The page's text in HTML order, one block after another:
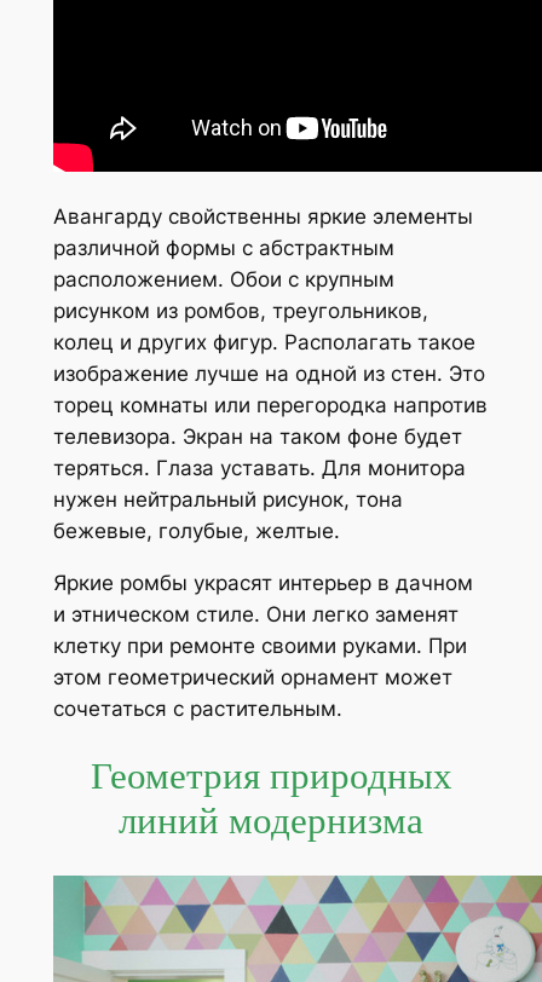
Авангарду свойственны яркие элементы
различной формы с абстрактным
расположением. Обои с крупным
рисунком из ромбов, треугольников,
колец и других фигур. Располагать такое
изображение лучше на одной из стен. Это
торец комнаты или перегородка напротив
телевизора. Экран на таком фоне будет
теряться. Глаза уставать. Для монитора
нужен нейтральный рисунок, тона
бежевые, голубые, желтые.
Яркие ромбы украсят интерьер в дачном
и этническом стиле. Они легко заменят
клетку при ремонте своими руками. При
этом геометрический орнамент может
сочетаться с растительным.
Геометрия природных
линий модернизма